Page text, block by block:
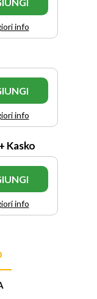
info
info
Kasko
info